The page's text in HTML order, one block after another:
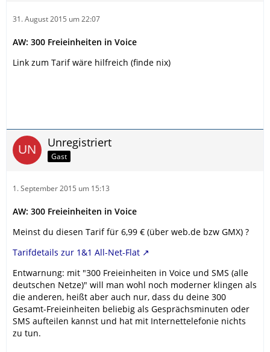
31. August 2015 um 22:07
AW: 300 Freieinheiten in Voice
Link zum Tarif wäre hilfreich (finde nix)
Unregistriert
Gast
1. September 2015 um 15:13
AW: 300 Freieinheiten in Voice
Meinst du diesen Tarif für 6,99 € (über web.de bzw GMX) ?
Tarifdetails zur 1&1 All-Net-Flat
Entwarnung: mit "300 Freieinheiten in Voice und SMS (alle
deutschen Netze)" will man wohl noch moderner klingen als
die anderen, heißt aber auch nur, dass du deine 300
Gesamt-Freieinheiten beliebig als Gesprächsminuten oder
SMS aufteilen kannst und hat mit Internettelefonie nichts
zu tun.